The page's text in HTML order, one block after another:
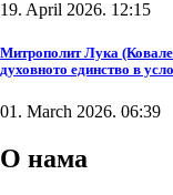
19. April 2026. 12:15
Митрополит Лука
духовното единство в
01. March 2026. 06:39
О нама